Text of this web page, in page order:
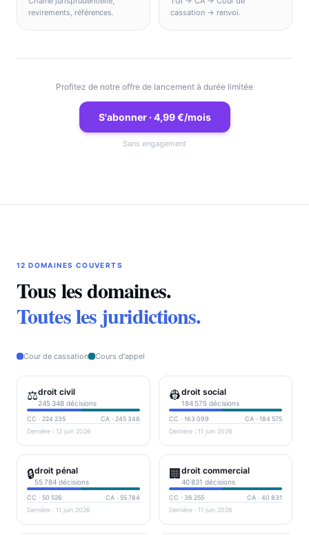
revirements, références.
cassation → renvoi.
Profitez de notre offre de lancement à durée limitée
S'abonner · 4,99 €/mois
Sans engagement
12 DOMAINES COUVERTS
Tous les domaines.
Toutes les juridictions.
Cour de cassation Cours d'appel
⚖️droit civil
245 348 décisions
CC · 224 235 CA · 245 348
Dernière : 12 juin 2026
👷droit social
184 575 décisions
CC · 163 099 CA · 184 575
Dernière : 11 juin 2026
🔒droit pénal
55 784 décisions
CC · 50 526 CA · 55 784
Dernière : 11 juin 2026
🏢 droit commercial
40 831 décisions
CC · 36 255 CA · 40 831
Dernière : 11 juin 2026